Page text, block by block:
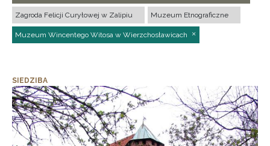
Zagroda Felicji Curyłowej w Zalipiu Muzeum Etnograficzne
Muzeum Wincentego Witosa w Wierzchosławicach
SIEDZIBA